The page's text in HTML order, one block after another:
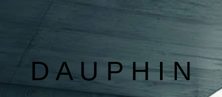
D A U P H I N